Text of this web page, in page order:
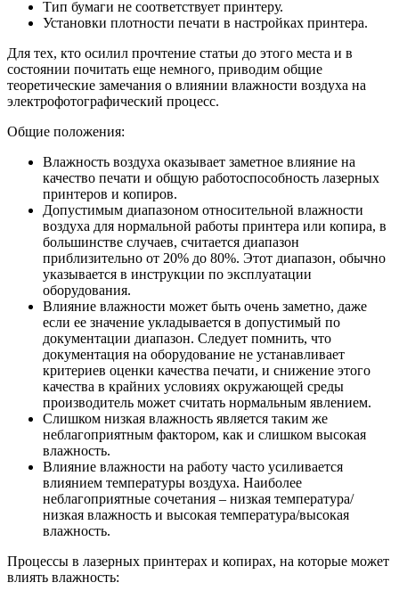
Тип бумаги не соответствует принтеру.
Установки плотности печати в настройках принтера.
Для тех, кто осилил прочтение статьи до этого места и в
состоянии почитать еще немного, приводим общие
теоретические замечания о влиянии влажности воздуха на
электрофотографический процесс.
Общие положения:
Влажность воздуха оказывает заметное влияние на
качество печати и общую работоспособность лазерных
принтеров и копиров.
Допустимым диапазоном относительной влажности
воздуха для нормальной работы принтера или копира, в
большинстве случаев, считается диапазон
приблизительно от 20% до 80%. Этот диапазон, обычно
указывается в инструкции по эксплуатации
оборудования.
Влияние влажности может быть очень заметно, даже
если ее значение укладывается в допустимый по
документации диапазон. Следует помнить, что
документация на оборудование не устанавливает
критериев оценки качества печати, и снижение этого
качества в крайних условиях окружающей среды
производитель может считать нормальным явлением.
Слишком низкая влажность является таким же
неблагоприятным фактором, как и слишком высокая
влажность.
Влияние влажности на работу часто усиливается
влиянием температуры воздуха. Наиболее
неблагоприятные сочетания – низкая температура/
низкая влажность и высокая температура/высокая
влажность.
Процессы в лазерных принтерах и копирах, на которые может
влиять влажность: